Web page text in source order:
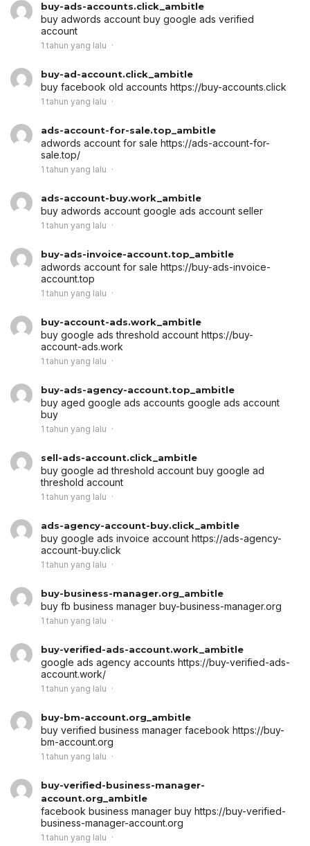
buy-ads-accounts.click_ambitle
buy adwords account buy google ads verified
account
1 tahun yang lalu
buy-ad-account.click_ambitle
buy facebook old accounts https://buy-accounts.click
1 tahun yang lalu
ads-account-for-sale.top_ambitle
adwords account for sale https://ads-account-for-
sale.top/
1 tahun yang lalu
ads-account-buy.work_ambitle
buy adwords account google ads account seller
1 tahun yang lalu
buy-ads-invoice-account.top_ambitle
adwords account for sale https://buy-ads-invoice-
account.top
1 tahun yang lalu
buy-account-ads.work_ambitle
buy google ads threshold account https://buy-
account-ads.work
1 tahun yang lalu
buy-ads-agency-account.top_ambitle
buy aged google ads accounts google ads account
buy
1 tahun yang lalu
sell-ads-account.click_ambitle
buy google ad threshold account buy google ad
threshold account
1 tahun yang lalu
ads-agency-account-buy.click_ambitle
buy google ads invoice account https://ads-agency-
account-buy.click
1 tahun yang lalu
buy-business-manager.org_ambitle
buy fb business manager buy-business-manager.org
1 tahun yang lalu
buy-verified-ads-account.work_ambitle
google ads agency accounts https://buy-verified-ads-
account.work/
1 tahun yang lalu
buy-bm-account.org_ambitle
buy verified business manager facebook https://buy-
bm-account.org
1 tahun yang lalu
buy-verified-business-manager-
account.org_ambitle
facebook business manager buy https://buy-verified-
business-manager-account.org
1 tahun yang lalu